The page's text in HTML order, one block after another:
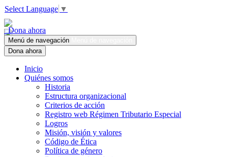
Select Language ▼
Dona ahora
Menú de navegación
Dona ahora
Inicio
Quiénes somos
Historia
Estructura organizacional
Criterios de acción
Registro web Régimen Tributario Especial
Logros
Misión, visión y valores
Código de Ética
Política de género